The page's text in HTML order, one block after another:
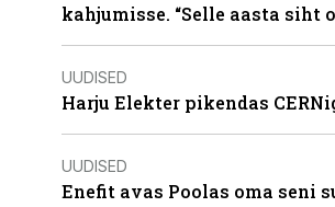
kahjumisse. “Selle aasta siht
UUDISED
Harju Elekter pikendas
UUDISED
Enefit avas Poolas oma seni